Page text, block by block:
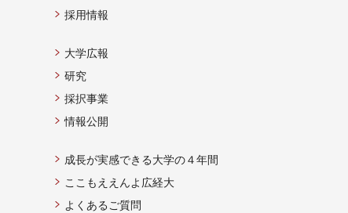
採用情報
大学広報
研究
採択事業
情報公開
成長が実感できる大学の４年間
ここもええんよ広経大
よくあるご質問